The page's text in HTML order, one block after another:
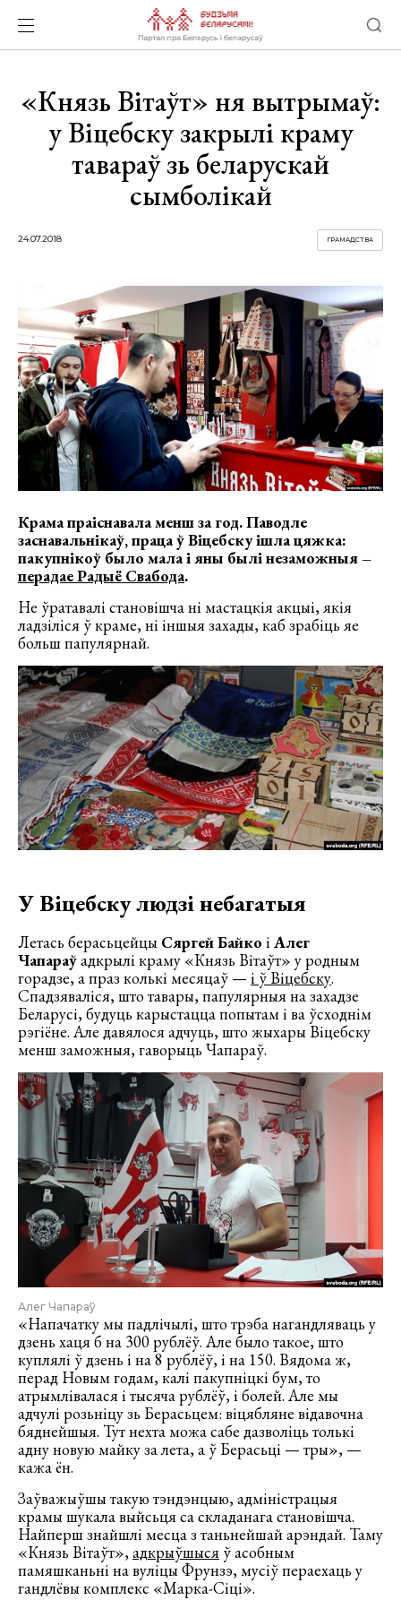
«Князь Вітаўт» ня вытрымаў:
у Віцебску закрылі краму
тавараў зь беларускай
сымболікай
24.07.2018 ГРАМАДСТВА
Крама праіснавала менш за год. Паводле
заснавальнікаў, праца ў Віцебску ішла цяжка:
пакупнікоў было мала і яны былі незаможныя –
перадае Радыё Свабода.
Не ўратавалі становішча ні мастацкія акцыі, якія
ладзіліся ў краме, ні іншыя захады, каб зрабіць яе
больш папулярнай.
У Віцебску людзі небагатыя
Летась берасьцейцы Сяргей Байко іАлег
Чапараўадкрылі краму «Князь Вітаўт» у родным
горадзе, а праз колькі месяцаў —і ў Віцебску.
Спадзяваліся, што тавары, папулярныя на захадзе
Беларусі, будуць карыстацца попытам і ва ўсходнім
рэгіёне. Але давялося адчуць, што жыхары Віцебску
менш заможныя, гаворыць Чапараў.
Алег Чапараў
«Напачатку мы падлічылі, што трэба нагандляваць у
дзень хаця б на 300 рублёў. Але было такое, што
куплялі ў дзень і на 8 рублёў, і на 150. Вядома ж,
перад Новым годам, калі пакупніцкі бум, то
атрымлівалася і тысяча рублёў, і болей. Але мы
адчулі розьніцу зь Берасьцем: віцябляне відавочна
бяднейшыя. Тут нехта можа сабе дазволіць толькі
адну новую майку за лета, а ў Берасьці — тры», —
кажа ён.
Заўважыўшы такую тэндэнцыю, адміністрацыя
крамы шукала выйсьця са складанага становішча.
Найперш знайшлі месца з таньнейшай арэндай. Таму
«Князь Вітаўт»,адкрыўшыся ў асобным
памяшканьні на вуліцы Фрунзэ, мусіў пераехаць у
гандлёвы комплекс «Марка-Сіці».